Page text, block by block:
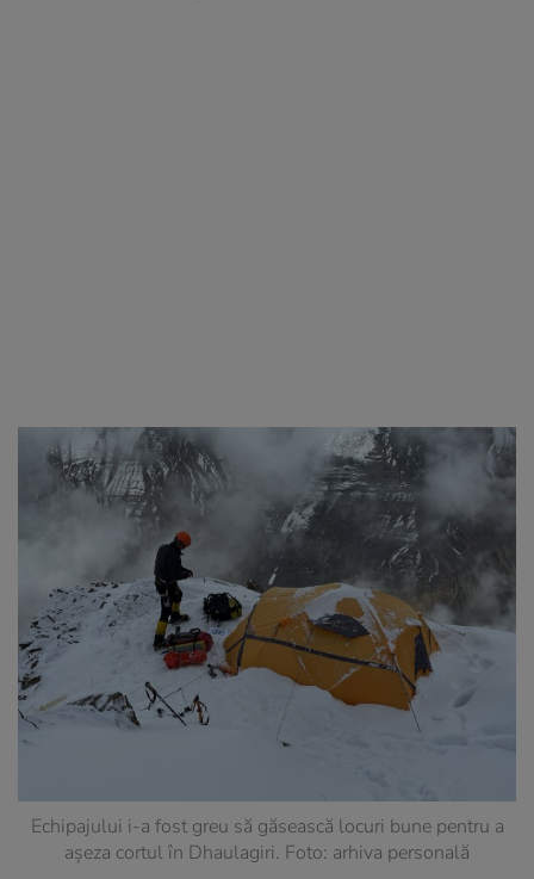
Echipajului i-a fost greu să găsească locuri bune pentru a
așeza cortul în Dhaulagiri. Foto: arhiva personală